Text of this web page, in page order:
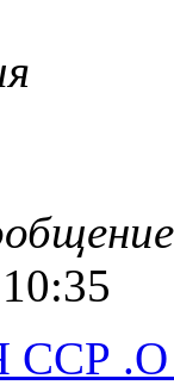
ССР